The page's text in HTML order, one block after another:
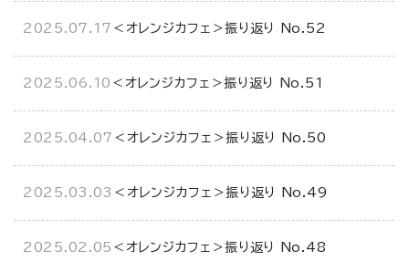
2025.07.17 ＜オレンジカフェ＞振り返り No.52
2025.06.10 ＜オレンジカフェ＞振り返り No.51
2025.04.07 ＜オレンジカフェ＞振り返り No.50
2025.03.03 ＜オレンジカフェ＞振り返り No.49
2025.02.05 ＜オレンジカフェ＞振り返り No.48